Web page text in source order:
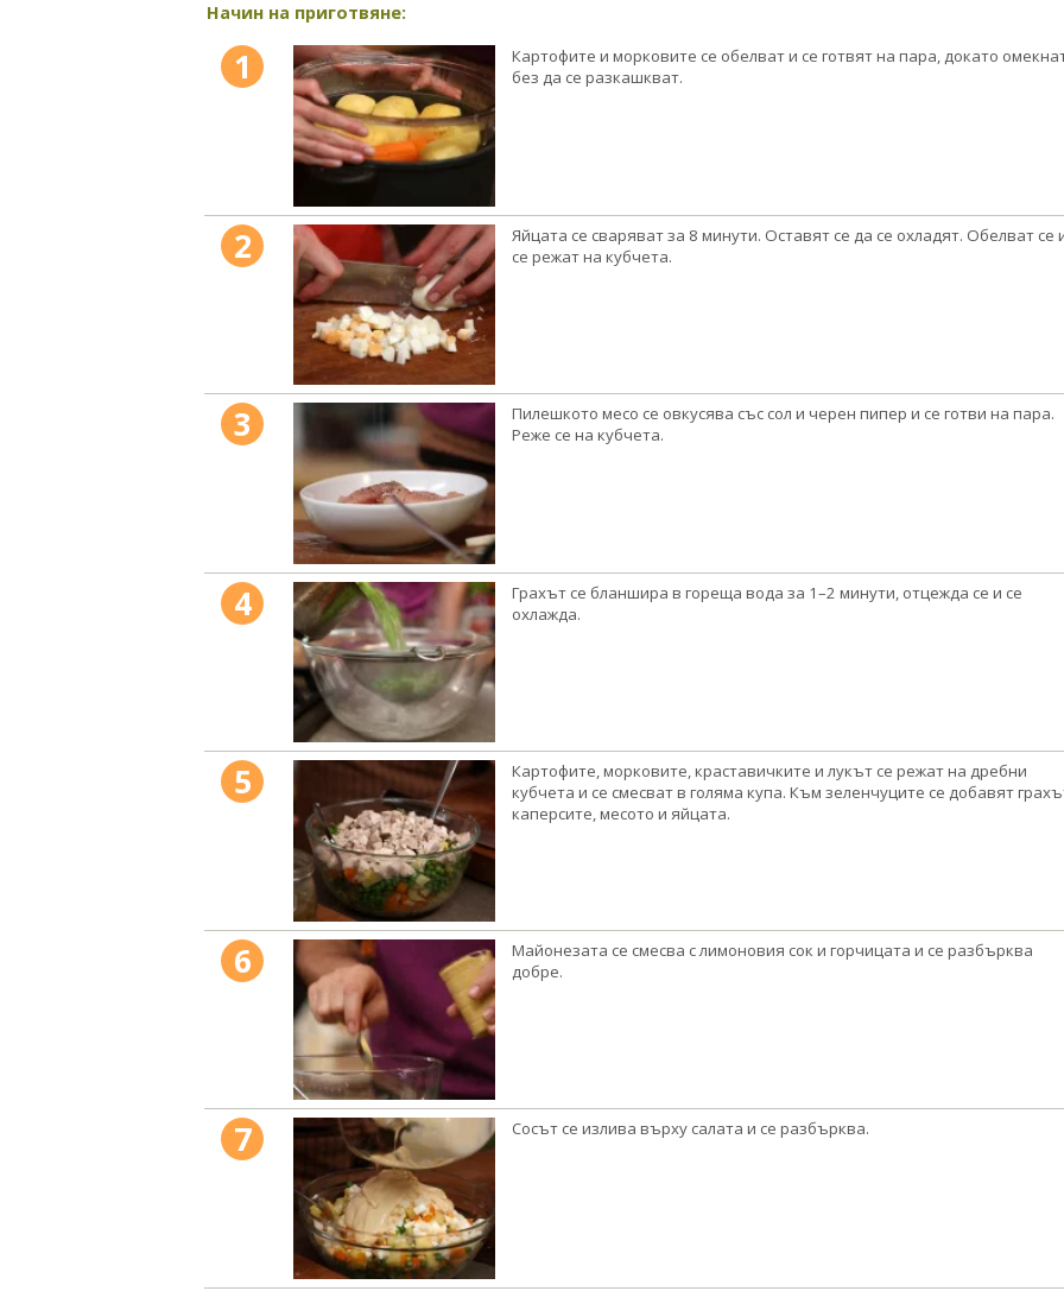
Начин на приготвяне:
1
Картофите и морковите се обелват и се готвят на пара, докато
без да се разкашкват.
2
Яйцата се сваряват за 8 минути. Оставят се да се охладят. Обелват се
се режат на кубчета.
3
Пилешкото месо се овкусява със сол и черен пипер и се готви на пара.
Реже се на кубчета.
4
Грахът се бланшира в гореща вода за 1–2 минути, отцежда се и се
охлажда.
5
Картофите, морковите, краставичките и лукът се режат на дребни
кубчета и се смесват в голяма купа. Към зеленчуците се добавят
каперсите, месото и яйцата.
6
Майонезата се смесва с лимоновия сок и горчицата и се разбърква
добре.
7 Сосът се излива върху салата и се разбърква.